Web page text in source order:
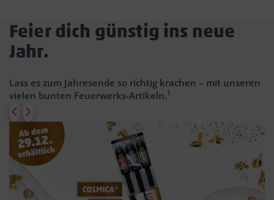
Feier dich günstig ins neue
Jahr.
Lass es zum Jahresende so richtig krachen – mit unseren
vielen bunten Feuerwerks-Artikeln.1